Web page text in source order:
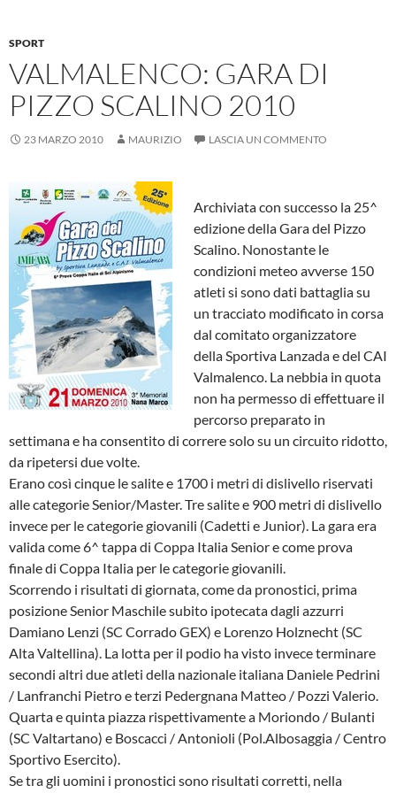
k
SPORT
VALMALENCO: GARA DI
PIZZO SCALINO 2010
23 MARZO 2010 MAURIZIO LASCIA UN COMMENTO
Archiviata con successo la 25^
edizione della Gara del Pizzo
Scalino. Nonostante le
condizioni meteo avverse 150
atleti si sono dati battaglia su
un tracciato modificato in corsa
dal comitato organizzatore
della Sportiva Lanzada e del CAI
Valmalenco. La nebbia in quota
non ha permesso di effettuare il
percorso preparato in
settimana e ha consentito di correre solo su un circuito ridotto,
da ripetersi due volte.
Erano così cinque le salite e 1700 i metri di dislivello riservati
alle categorie Senior/Master. Tre salite e 900 metri di dislivello
invece per le categorie giovanili (Cadetti e Junior). La gara era
valida come 6^ tappa di Coppa Italia Senior e come prova
finale di Coppa Italia per le categorie giovanili.
Scorrendo i risultati di giornata, come da pronostici, prima
posizione Senior Maschile subito ipotecata dagli azzurri
Damiano Lenzi (SC Corrado GEX) e Lorenzo Holznecht (SC
Alta Valtellina). La lotta per il podio ha visto invece terminare
secondi altri due atleti della nazionale italiana Daniele Pedrini
/ Lanfranchi Pietro e terzi Pedergnana Matteo / Pozzi Valerio.
Quarta e quinta piazza rispettivamente a Moriondo / Bulanti
(SC Valtartano) e Boscacci / Antonioli (Pol.Albosaggia / Centro
Sportivo Esercito).
Se tra gli uomini i pronostici sono risultati corretti, nella